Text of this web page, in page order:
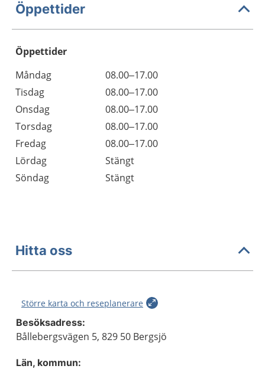
Öppettider
Öppettider
Dag
Öppettider
Kommentarer
Måndag
08.00–17.00
Tisdag
08.00–17.00
Onsdag
08.00–17.00
Torsdag
08.00–17.00
Fredag
08.00–17.00
Lördag
Stängt
Söndag
Stängt
Hitta oss
Större karta och reseplanerare
Besöksadress:
Bållebergsvägen 5, 829 50 Bergsjö
Län, kommun: